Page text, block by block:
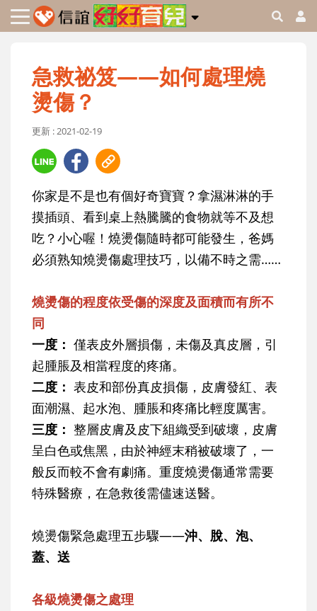
急救祕笈——如何處理燒
燙傷？
更新 : 2021-02-19
你家是不是也有個好奇寶寶？拿濕淋淋的手
摸插頭、看到桌上熱騰騰的食物就等不及想
吃？小心喔！燒燙傷隨時都可能發生，爸媽
必須熟知燒燙傷處理技巧，以備不時之需……
燒燙傷的程度依受傷的深度及面積而有所不
同
一度： 僅表皮外層損傷，未傷及真皮層，引
起腫脹及相當程度的疼痛。
二度： 表皮和部份真皮損傷，皮膚發紅、表
面潮濕、起水泡、腫脹和疼痛比輕度厲害。
三度： 整層皮膚及皮下組織受到破壞，皮膚
呈白色或焦黑，由於神經末稍被破壞了，一
般反而較不會有劇痛。重度燒燙傷通常需要
特殊醫療，在急救後需儘速送醫。
燒燙傷緊急處理五步驟——沖、脫、泡、
蓋、送
各級燒燙傷之處理